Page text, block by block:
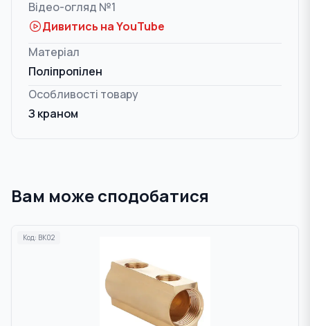
Відео-огляд №1
Дивитись на YouTube
Матеріал
Поліпропілен
Особливості товару
З краном
Вам може сподобатися
Код: BK02